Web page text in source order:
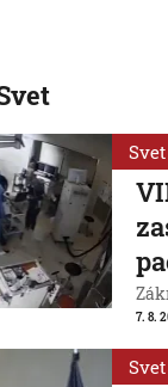
Svet
7. 8.
Svet